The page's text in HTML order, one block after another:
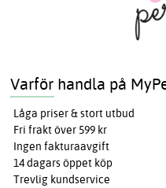
Varför handla på
Låga priser & stort utbud
Fri frakt över 599 kr
Ingen fakturaavgift
14 dagars öppet köp
Trevlig kundservice